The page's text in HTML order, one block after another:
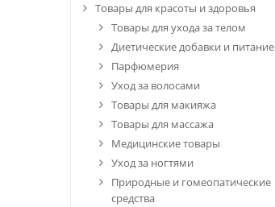
Товары для красоты и здоровья
Товары для ухода за телом
Диетические добавки и питание
Парфюмерия
Уход за волосами
Товары для макияжа
Товары для массажа
Медицинские товары
Уход за ногтями
Природные и гомеопатические
средства